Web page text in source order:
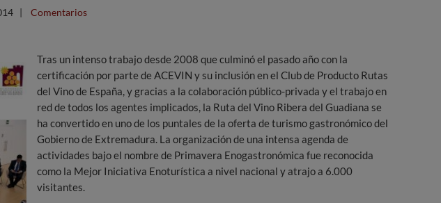
| Comentarios
Tras un intenso trabajo desde 2008 que culminó el pasado año con la
certificación por parte de ACEVIN y su inclusión en el Club de Producto Rutas
del Vino de España, y gracias a la colaboración público-privada y el trabajo en
red de todos los agentes implicados, la Ruta del Vino Ribera del Guadiana se
ha convertido en uno de los puntales de la oferta de turismo gastronómico del
Gobierno de Extremadura. La organización de una intensa agenda de
actividades bajo el nombre de Primavera Enogastronómica fue reconocida
como la Mejor Iniciativa Enoturística a nivel nacional y atrajo a 6.000
visitantes.